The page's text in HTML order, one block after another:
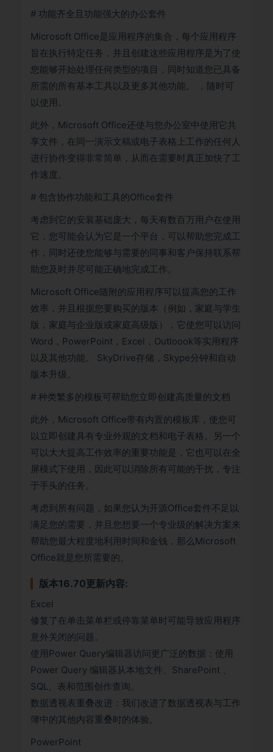
# 功能齐全且功能强大的办公套件
Microsoft Office是应用程序的集合，每个应用程序
旨在执行特定任务，并且创建这些应用程序是为了使
您能够开始处理任何类型的项目，同时知道您已具备
所需的所有基本工具以及更多其他功能。 ，随时可
以使用。
此外，Microsoft Office还使与您办公室中使用它共
享文件，在同一演示文稿或电子表格上工作的任何人
进行协作变得非常简单，从而在需要时真正加快了工
作速度。
# 包含协作功能和工具的Office套件
考虑到它的安装基础庞大，每天有数百万用户在使用
它，您可能会认为它是一个平台，可以帮助您完成工
作，同时还使您能够与需要的同事和客户保持联系帮
助您及时并尽可能正确地完成工作。
Microsoft Office随附的应用程序可以提高您的工作
效率，并且根据您要购买的版本（例如，家庭与学生
版，家庭与企业版或家庭高级版），它使您可以访问
Word，PowerPoint，Excel，Outloook等实用程序
以及其他功能。 SkyDrive存储，Skype分钟和自动
版本升级。
# 种类繁多的模板可帮助您立即创建高质量的文档
此外，Microsoft Office带有内置的模板库，使您可
以立即创建具有专业外观的文档和电子表格。另一个
可以大大提高工作效率的重要功能是，它也可以在全
屏模式下使用，因此可以消除所有可能的干扰，专注
于手头的任务。
考虑到所有问题，如果您认为开源Office套件不足以
满足您的需要，并且您想要一个专业级的解决方案来
帮助您最大程度地利用时间和金钱，那么Microsoft
Office就是您所需要的。
版本16.70更新内容:
Excel
修复了在单击菜单栏或停靠菜单时可能导致应用程序
意外关闭的问题。
使用Power Query编辑器访问更广泛的数据：使用
Power Query 编辑器从本地文件、SharePoint 、
SQL、表和范围创作查询。
数据透视表重叠改进：我们改进了数据透视表与工作
簿中的其他内容重叠时的体验。
PowerPoint